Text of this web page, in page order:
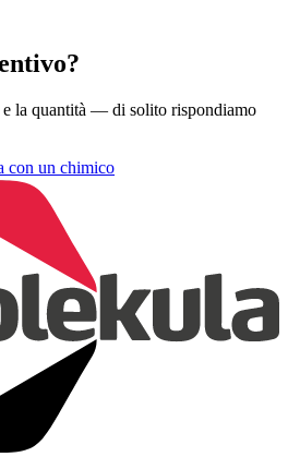
la quantità — di solito rispondiamo
con un chimico